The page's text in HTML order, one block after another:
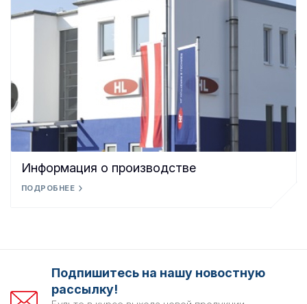
Информация о производстве
ПОДРОБНЕЕ
Подпишитесь на нашу новостную
рассылку!